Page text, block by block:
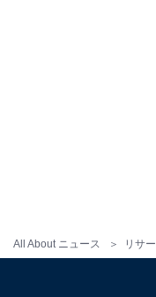
All About ニュース リサ